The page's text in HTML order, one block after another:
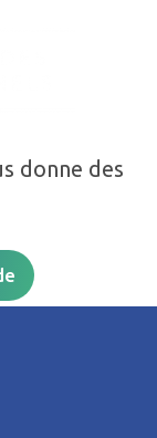
donne des